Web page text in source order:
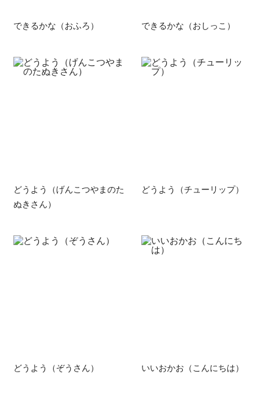
できるかな（おふろ） できるかな（おしっこ）
どうよう（げんこつやまのた
ぬきさん）
どうよう（チューリップ）
どうよう（ぞうさん） いいおかお（こんにちは）